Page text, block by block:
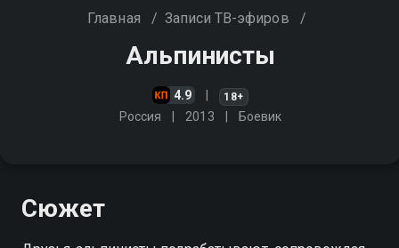
Главная / Записи ТВ-эфиров /
Альпинисты
4.9 18+
Россия 2013 Боевик
Сюжет